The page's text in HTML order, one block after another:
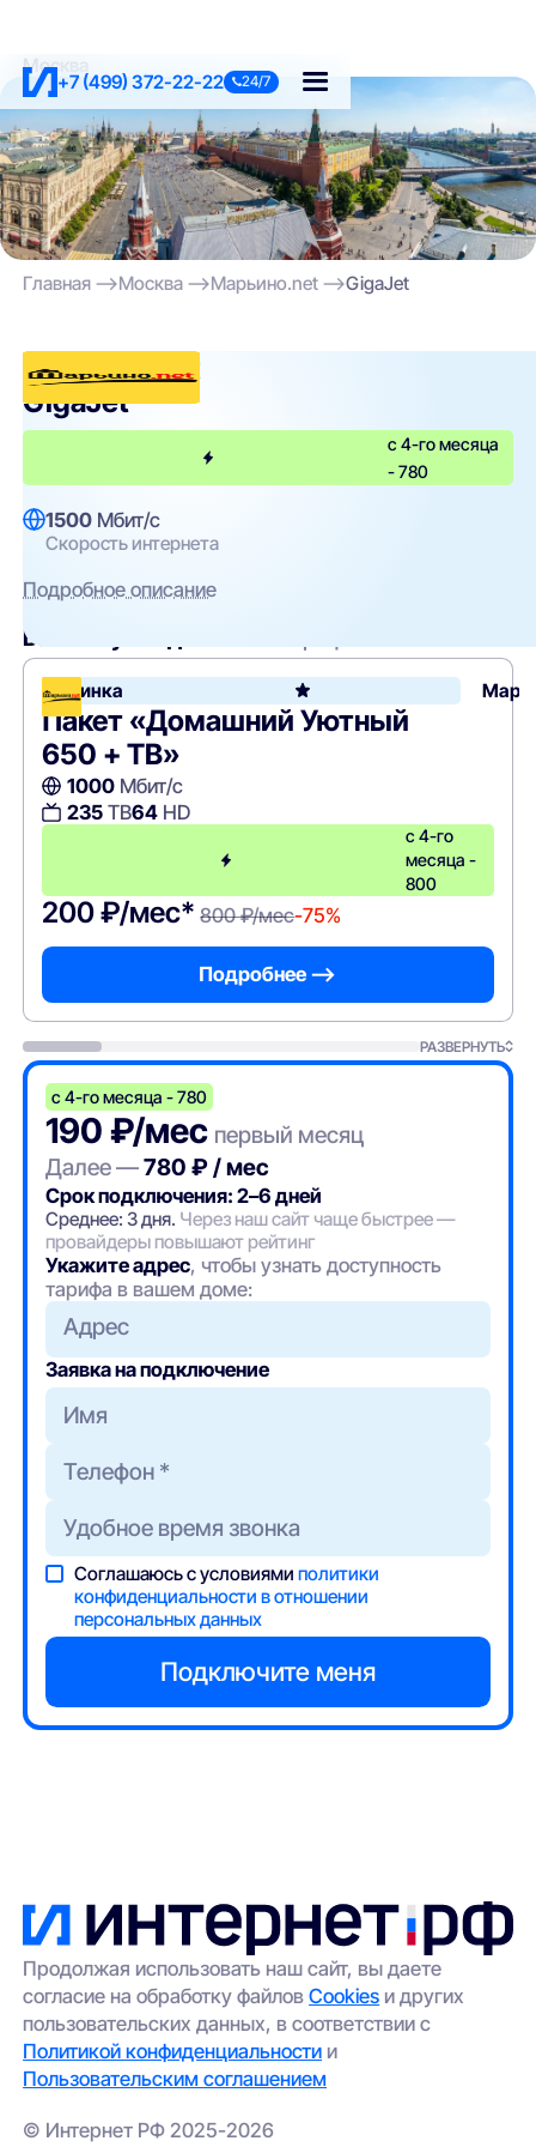
+7 (499) 372-22-22 24/7
Москва
Главная Москва Марьино.net GigaJet
Марьино.net
GigaJet
с 4-го месяца
- 780
1500 Мбит/с
Скорость интернета
Подробное описание
Вам могут подойти
Новинка
Пакет «Домашний Уютный
650 + ТВ»
1000Мбит/с
235ТВ64HD
с 4-го
месяца -
800
200 ₽/мес* 800 ₽/мес-75%
Подробнее —>
РАЗВЕРНУТЬ
с 4-го месяца - 780
190 ₽/мес первый месяц
Далее —780 ₽ / мес
Срок подключения: 2–6 дней
Среднее: 3 дня. Через наш сайт чаще быстрее —
провайдеры повышают рейтинг
Укажите адрес, чтобы узнать доступность
тарифа в вашем доме:
Адрес
Заявка на подключение
Соглашаюсь с условиямиполитики
конфиденциальности в отношении
персональных данных
Продолжая использовать наш сайт, вы даете
согласие на обработку файловCookies и других
пользовательских данных, в соответствии с
Политикой конфиденциальности и
Пользовательским соглашением
© Интернет РФ 2025-2026